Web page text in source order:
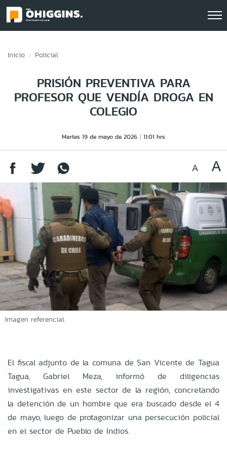
Inicio Policial
PRISIÓN PREVENTIVA PARA
PROFESOR QUE VENDÍA DROGA EN
COLEGIO
Martes 19 de mayo de 2026 11:01 hrs
Imagen referencial.
El fiscal adjunto de la comuna de San Vicente de Tagua
Tagua, Gabriel Meza, informó de diligencias
investigativas en este sector de la región, concretando
la detención de un hombre que era buscado desde el 4
de mayo, luego de protagonizar una persecución policial
en el sector de Pueblo de Indios.